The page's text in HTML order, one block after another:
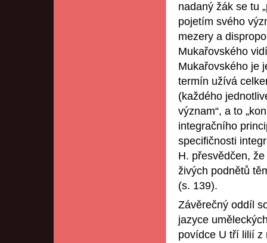
nadaný žák se tu
pojetím svého
mezery a
Mukařovského
Mukařovského je
termín užívá
(každého
význam“, a to
integračního
specifičnosti
H. přesvědčen,
živých podnětů
(s. 139).
Závěrečný oddíl
jazyce
povídce U tří lilií z